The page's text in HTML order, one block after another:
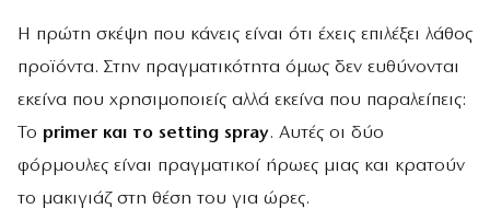
Η πρώτη σκέψη που κάνεις είναι ότι έχεις επιλέξει λάθος
προϊόντα. Στην πραγματικότητα όμως δεν ευθύνονται
εκείνα που χρησιμοποιείς αλλά εκείνα που παραλείπεις:
Το primer και το setting spray. Αυτές οι δύο
φόρμουλες είναι πραγματικοί ήρωες μιας και κρατούν
το μακιγιάζ στη θέση του για ώρες.